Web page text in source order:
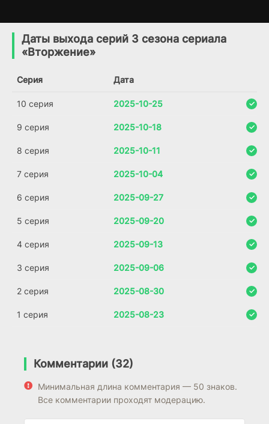
(2025)
Даты выхода серий 3 сезона сериала
«Вторжение»
Серия Дата
10 серия 2025-10-25
9 серия 2025-10-18
8 серия 2025-10-11
7 серия 2025-10-04
6 серия 2025-09-27
5 серия 2025-09-20
4 серия 2025-09-13
3 серия 2025-09-06
2 серия 2025-08-30
1 серия 2025-08-23
Комментарии (32)
Минимальная длина комментария — 50 знаков.
Все комментарии проходят модерацию.